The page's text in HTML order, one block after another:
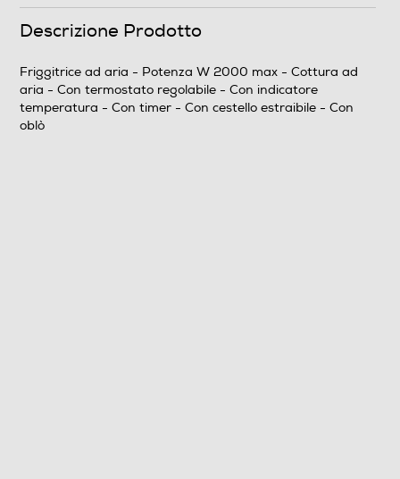
Filtro antiodore
Descrizione Prodotto
Friggitrice ad aria - Potenza W 2000 max - Cottura ad
aria - Con termostato regolabile - Con indicatore
temperatura - Con timer - Con cestello estraibile - Con
oblò